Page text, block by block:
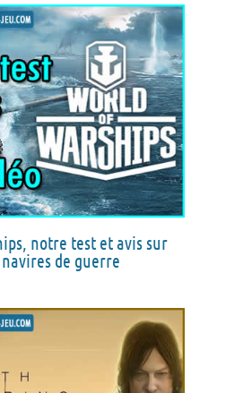
notre test et avis sur
de guerre